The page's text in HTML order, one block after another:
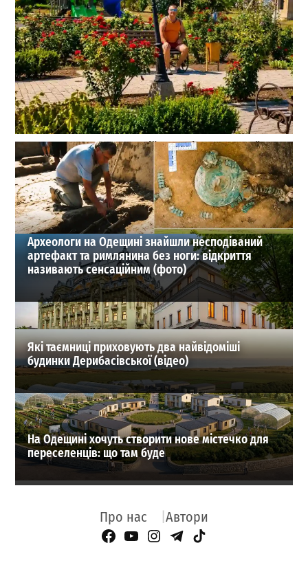
Чи весело живуть у Веселій Долині: трояндовий парк
та інші диковинки села на Одещини
0
26-07-2026 в 16:51
ВИБІР РЕДАКЦІЇ
Археологи на Одещині знайшли несподіваний
артефакт та римлянина без ноги: відкриття
називають сенсаційним (фото)
Які таємниці приховують два найвідоміші
будинки Дерибасівської (відео)
На Одещині хочуть створити нове містечко для
переселенців: що там буде
Про нас Автори
Facebook Page
YouTube
Instagram
Telegram
TikTok